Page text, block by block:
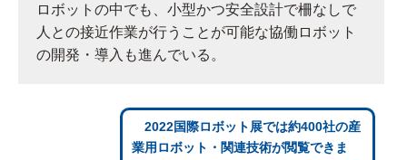
ロボットの中でも、小型かつ安全設計で柵なしで
人との接近作業が行うことが可能な協働ロボット
の開発・導入も進んでいる。
2022国際ロボット展では約400社の産
業用ロボット・関連技術が閲覧できま